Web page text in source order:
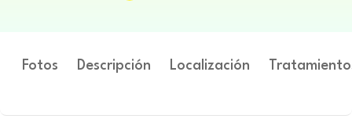
Fotos Descripción Localización